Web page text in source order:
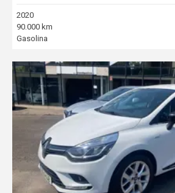
2020
90.000 km
Gasolina